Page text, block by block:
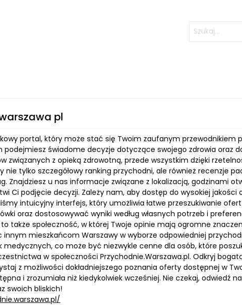
pl
portal, który może stać się Twoim zaufanym przewodnikiem
podejmiesz świadome decyzje dotyczące swojego zdrowia oraz
związanych z opieką zdrowotną, przede wszystkim dzięki
tylko szczegółowy ranking przychodni, ale również recenzje
Znajdziesz u nas informacje związane z lokalizacją, godzinami
Ci podjęcie decyzji. Zależy nam, aby dostęp do wysokiej jakości
intuicyjny interfejs, który umożliwia łatwe przeszukiwanie ofert
oraz dostosowywać wyniki według własnych potrzeb i
także społeczność, w której Twoje opinie mają ogromne
mieszkańcom Warszawy w wyborze odpowiedniej
medycznych, co może być niezwykle cenne dla osób, które
w społeczności Przychodnie.Warszawa.pl. Odkryj
z możliwości dokładniejszego poznania oferty dostępnej w
i zrozumiała niż kiedykolwiek wcześniej. Nie czekaj, odwiedź
swoich bliskich!